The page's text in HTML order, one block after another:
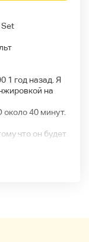
1 год назад. Я
на
около 40 минут.
что он будет
no-show.
на установку